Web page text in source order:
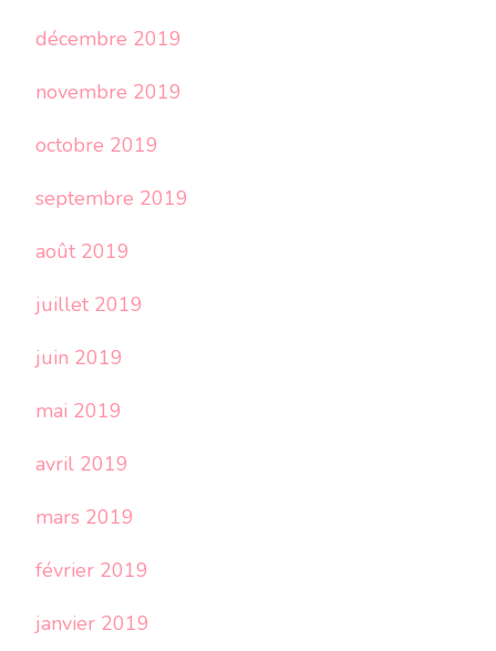
décembre 2019
novembre 2019
octobre 2019
septembre 2019
août 2019
juillet 2019
juin 2019
mai 2019
avril 2019
mars 2019
février 2019
janvier 2019